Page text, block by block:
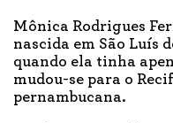
Mônica Rodrigues
nascida em São Luís
quando ela tinha
mudou-se para o
pernambucana.